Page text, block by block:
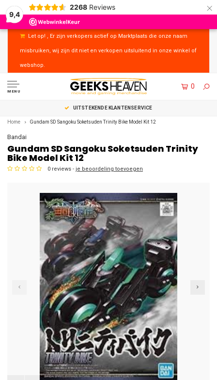
9,4
2268 Reviews ×
Let op! , Er zijn verkopers actief op Marktplaats die onze naam
misbruiken, wij zijn dit niet en verkopen uitsluitend in onze winkel of
webshop.
MENU
0
UITSTEKENDE KLANTENSERVICE
Home Gundam SD Sangoku Soketsuden Trinity Bike Model Kit 12
Bandai
Gundam SD Sangoku Soketsuden Trinity
Bike Model Kit 12
0 reviews - je beoordeling toevoegen